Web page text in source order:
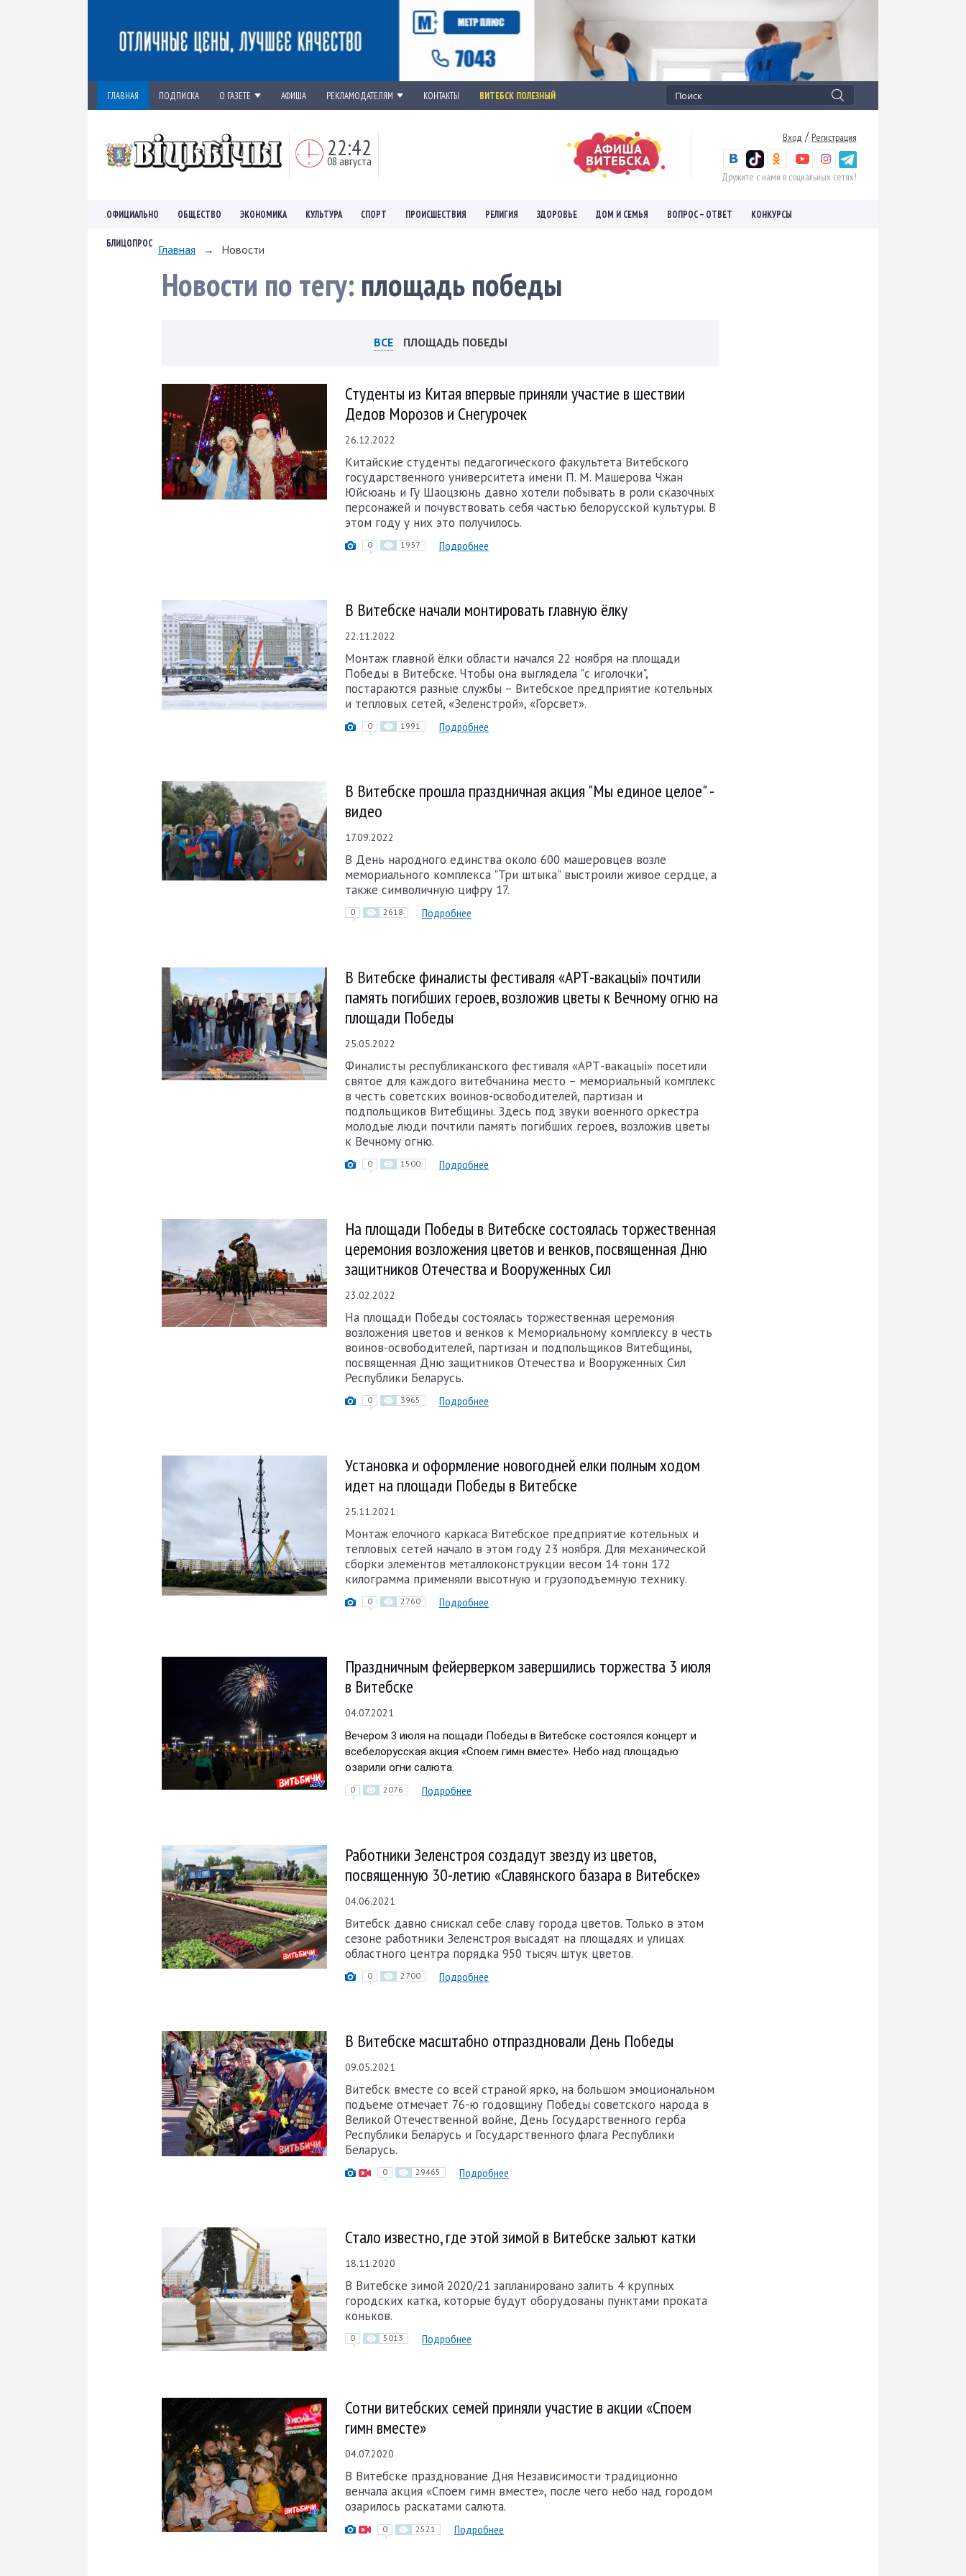
ГЛАВНАЯ ПОДПИСКА О ГАЗЕТЕ АФИША РЕКЛАМОДАТЕЛЯМ КОНТАКТЫ ВИТЕБСК ПОЛЕЗНЫЙ
22:42
08 августа
Вход / Регистрация
Дружите с нами в социальных сетях!
ОФИЦИАЛЬНО ОБЩЕСТВО ЭКОНОМИКА КУЛЬТУРА СПОРТ ПРОИСШЕСТВИЯ РЕЛИГИЯ ЗДОРОВЬЕ ДОМ И СЕМЬЯ ВОПРОС – ОТВЕТ КОНКУРСЫ
БЛИЦОПРОС Главная → Новости
Новости по тегу: площадь победы
ВСЕ ПЛОЩАДЬ ПОБЕДЫ
Студенты из Китая впервые приняли участие в шествии
Дедов Морозов и Снегурочек
26.12.2022
Китайские студенты педагогического факультета Витебского
государственного университета имени П. М. Машерова Чжан
Юйсюань и Гу Шаоцзюнь давно хотели побывать в роли сказочных
персонажей и почувствовать себя частью белорусской культуры. В
этом году у них это получилось.
0 1937 Подробнее
В Витебске начали монтировать главную ёлку
22.11.2022
Монтаж главной ёлки области начался 22 ноября на площади
Победы в Витебске. Чтобы она выглядела "с иголочки",
постараются разные службы – Витебское предприятие котельных
и тепловых сетей, «Зеленстрой», «Горсвет».
0 1991 Подробнее
В Витебске прошла праздничная акция "Мы единое целое" -
видео
17.09.2022
В День народного единства около 600 машеровцев возле
мемориального комплекса "Три штыка" выстроили живое сердце, а
также символичную цифру 17.
0 2618 Подробнее
В Витебске финалисты фестиваля «АРТ-вакацыі» почтили
память погибших героев, возложив цветы к Вечному огню на
площади Победы
25.05.2022
Финалисты республиканского фестиваля «АРТ-вакацыі» посетили
святое для каждого витебчанина место – мемориальный комплекс
в честь советских воинов-освободителей, партизан и
подпольщиков Витебщины. Здесь под звуки военного оркестра
молодые люди почтили память погибших героев, возложив цветы
к Вечному огню.
0 1500 Подробнее
На площади Победы в Витебске состоялась торжественная
церемония возложения цветов и венков, посвященная Дню
защитников Отечества и Вооруженных Сил
23.02.2022
На площади Победы состоялась торжественная церемония
возложения цветов и венков к Мемориальному комплексу в честь
воинов-освободителей, партизан и подпольщиков Витебщины,
посвященная Дню защитников Отечества и Вооруженных Сил
Республики Беларусь.
0 3965 Подробнее
Установка и оформление новогодней елки полным ходом
идет на площади Победы в Витебске
25.11.2021
Монтаж елочного каркаса Витебское предприятие котельных и
тепловых сетей начало в этом году 23 ноября. Для механической
сборки элементов металлоконструкции весом 14 тонн 172
килограмма применяли высотную и грузоподъемную технику.
0 2760 Подробнее
Праздничным фейерверком завершились торжества 3 июля
в Витебске
04.07.2021
Вечером 3 июля на пощади Победы в Витебске состоялся концерт и
всебелорусская акция «Споем гимн вместе». Небо над площадью
озарили огни салюта.
0 2076 Подробнее
Работники Зеленстроя создадут звезду из цветов,
посвященную 30-летию «Славянского базара в Витебске»
04.06.2021
Витебск давно снискал себе славу города цветов. Только в этом
сезоне работники Зеленстроя высадят на площадях и улицах
областного центра порядка 950 тысяч штук цветов.
0 2700 Подробнее
В Витебске масштабно отпраздновали День Победы
09.05.2021
Витебск вместе со всей страной ярко, на большом эмоциональном
подъеме отмечает 76-ю годовщину Победы советского народа в
Великой Отечественной войне, День Государственного герба
Республики Беларусь и Государственного флага Республики
Беларусь.
0 29465 Подробнее
Стало известно, где этой зимой в Витебске зальют катки
18.11.2020
В Витебске зимой 2020/21 запланировано залить 4 крупных
городских катка, которые будут оборудованы пунктами проката
коньков.
0 5013 Подробнее
Сотни витебских семей приняли участие в акции «Споем
гимн вместе»
04.07.2020
В Витебске празднование Дня Независимости традиционно
венчала акция «Споем гимн вместе», после чего небо над городом
озарилось раскатами салюта.
0 2521 Подробнее